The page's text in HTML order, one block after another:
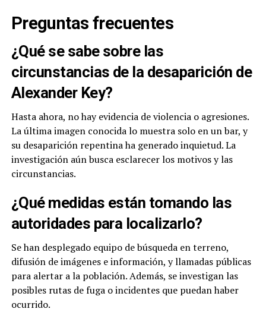
Preguntas frecuentes
¿Qué se sabe sobre las
circunstancias de la desaparición de
Alexander Key?
Hasta ahora, no hay evidencia de violencia o agresiones.
La última imagen conocida lo muestra solo en un bar, y
su desaparición repentina ha generado inquietud. La
investigación aún busca esclarecer los motivos y las
circunstancias.
¿Qué medidas están tomando las
autoridades para localizarlo?
Se han desplegado equipo de búsqueda en terreno,
difusión de imágenes e información, y llamadas públicas
para alertar a la población. Además, se investigan las
posibles rutas de fuga o incidentes que puedan haber
ocurrido.